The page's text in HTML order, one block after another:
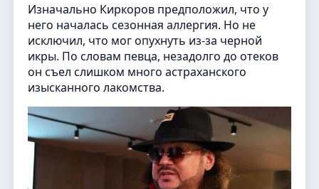
Изначально Киркоров предположил, что у
него началась сезонная аллергия. Но не
исключил, что мог опухнуть из-за черной
икры. По словам певца, незадолго до отеков
он съел слишком много астраханского
изысканного лакомства.